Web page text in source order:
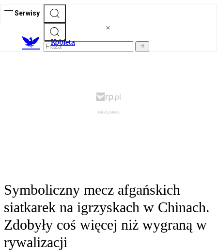
Serwisy
Kobieta
Symboliczny mecz afgańskich
siatkarek na igrzyskach w Chinach.
Zdobyły coś więcej niż wygraną w
rywalizacji